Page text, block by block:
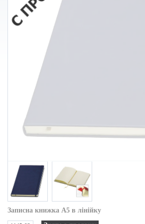
Записна книжка A5 в лінійку